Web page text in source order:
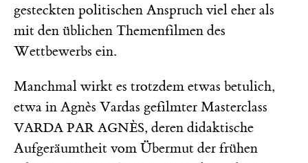
gesteckten politischen Anspruch viel eher als
mit den üblichen Themenfilmen des
Wettbewerbs ein.
Manchmal wirkt es trotzdem etwas betulich,
etwa in Agnès Vardas gefilmter Masterclass
VARDA PAR AGNÈS, deren didaktische
Aufgeräumtheit vom Übermut der frühen